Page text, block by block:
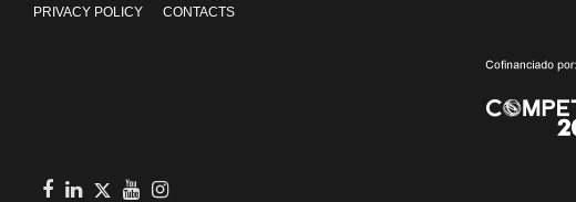
PRIVACY POLICY CONTACTS
Twitter